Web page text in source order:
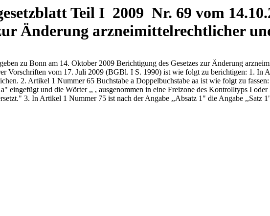
Teil I 2009 Nr. 69 vom
Änderung arzneimittelrechtlicher
zu Bonn am 14. Oktober 2009 Berichtigung des Gesetzes zur Änderung
Vorschriften vom 17. Juli 2009 (BGBl. I S. 1990) ist wie folgt zu berichtigen: 1. In
2. Artikel 1 Nummer 65 Buchstabe a Doppelbuchstabe aa ist wie folgt zu
eingefügt und die Wörter ,, , ausgenommen in eine Freizone des Kontrolltyps I
3. In Artikel 1 Nummer 75 ist nach der Angabe ,,Absatz 1" die Angabe ,,Satz